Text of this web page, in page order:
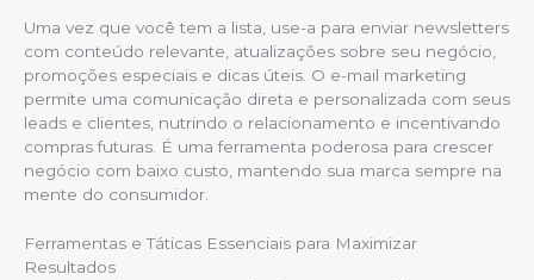
Uma vez que você tem a lista, use-a para enviar newsletters
com conteúdo relevante, atualizações sobre seu negócio,
promoções especiais e dicas úteis. O e-mail marketing
permite uma comunicação direta e personalizada com seus
leads e clientes, nutrindo o relacionamento e incentivando
compras futuras. É uma ferramenta poderosa para crescer
negócio com baixo custo, mantendo sua marca sempre na
mente do consumidor.
Ferramentas e Táticas Essenciais para Maximizar
Resultados